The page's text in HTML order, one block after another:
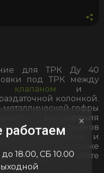
для ТРК Ду 40
под ТРК между
и
колонкой.
металлической гофры
расширения
рывков
при включении и
резервуара, а также
при работе
×
работаем
18.00, СБ 10.00